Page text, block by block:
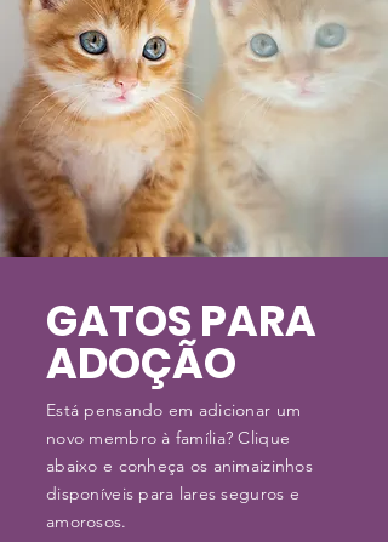
GATOS PARA
ADOÇÃO
Está pensando em adicionar um
novo membro à família? Clique
abaixo e conheça os animaizinhos
disponíveis para lares seguros e
amorosos.